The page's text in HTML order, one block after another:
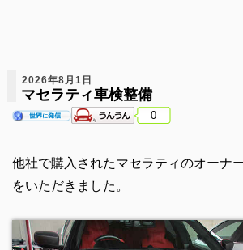
2026年8月1日
マセラティ車検整備
0
他社で購入されたマセラティのオーナ
をいただきました。